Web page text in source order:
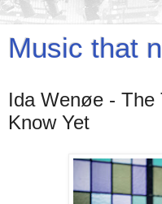
Music that
Ida Wenøe - The
Know Yet